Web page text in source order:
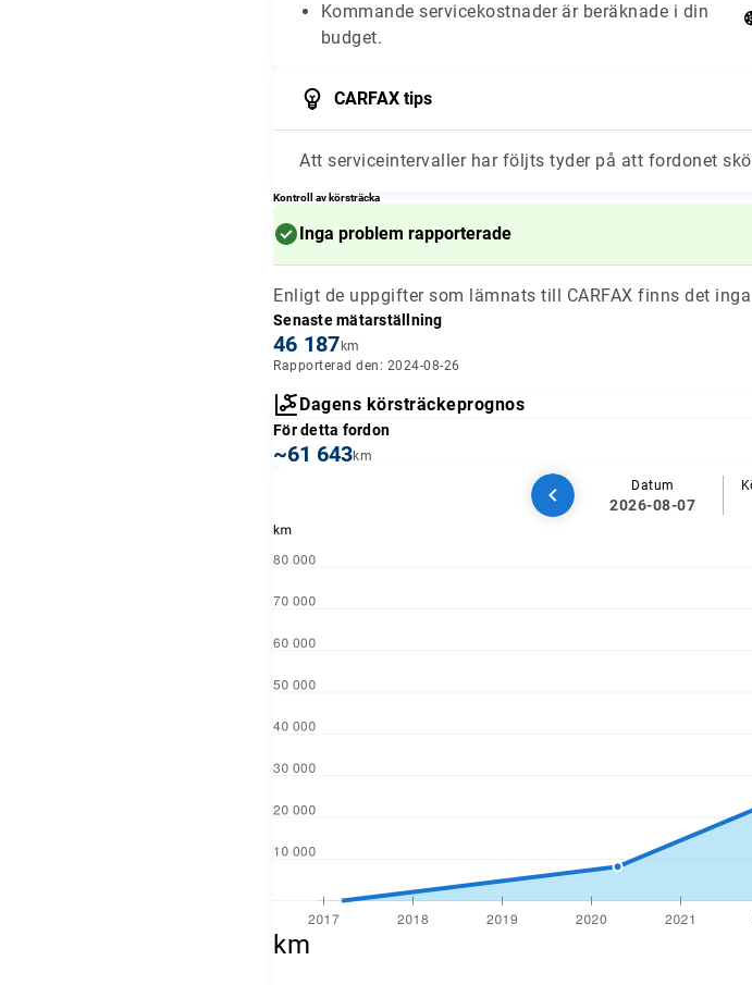
Kommande servicekostnader är beräknade i din
budget.
CARFAX tips
Att serviceintervaller har följts tyder på att fordonet
Kontroll av körsträcka
Inga problem rapporterade
Enligt de uppgifter som lämnats till CARFAX finns det
Senaste mätarställning
46 187 km
Rapporterad den: 2024-08-26
Dagens körsträckeprognos
För detta fordon
~61 643km
Datum
2026-08-07